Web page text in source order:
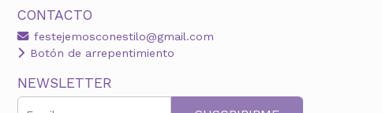
CONTACTO
festejemosconestilo@gmail.com
Botón de arrepentimiento
NEWSLETTER